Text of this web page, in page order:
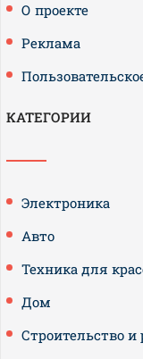
О проекте
Реклама
КАТЕГОРИИ
Электроника
Авто
Техника для
Дом
Строительство и